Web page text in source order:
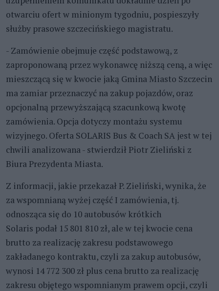
otwarciu ofert w minionym tygodniu, pospieszyły
służby prasowe szczecińskiego magistratu.
- Zamówienie obejmuje część podstawową, z
zaproponowaną przez wykonawcę niższą ceną, a więc
mieszczącą się w kwocie jaką Gmina Miasto Szczecin
ma zamiar przeznaczyć na zakup pojazdów, oraz
opcjonalną przewyższającą szacunkową kwotę
zamówienia. Opcja dotyczy montażu systemu
wizyjnego. Oferta SOLARIS Bus & Coach SA jest w tej
chwili analizowana - stwierdził Piotr Zieliński z
Biura Prezydenta Miasta.
Z informacji, jakie przekazał P. Zieliński, wynika, że
za wspomnianą wyżej część I zamówienia, tj.
odnosząca się do 10 autobusów krótkich
Solaris podał 15 801 810 zł, ale w tej kwocie cena
brutto za realizację zakresu podstawowego
zakładanego kontraktu, czyli za zakup autobusów,
wynosi 14 772 300 zł plus cena brutto za realizację
zakresu objętego wspomnianym prawem opcji, czyli